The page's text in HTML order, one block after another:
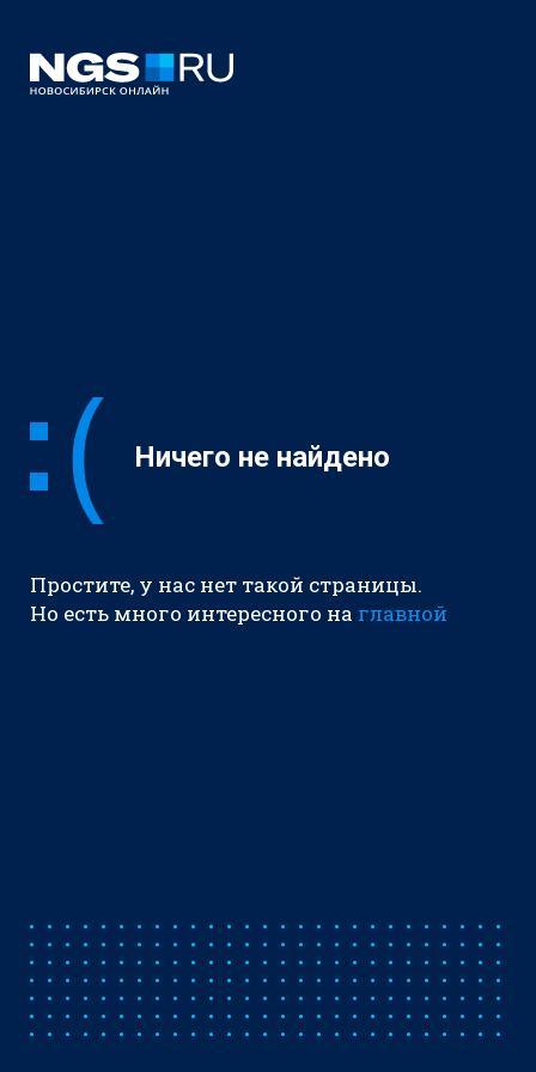
Ничего не найдено
Простите, у нас нет такой страницы.
Но есть много интересного на главной